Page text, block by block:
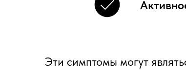
Эти симптомы могут